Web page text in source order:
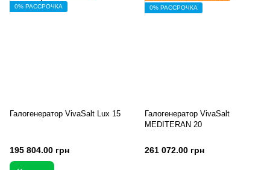
0% РАССРОЧКА
Галогенератор VivaSalt Lux 15
195 804.00 грн
0% РАССРОЧКА
Галогенератор VivaSalt
MEDITERAN 20
261 072.00 грн